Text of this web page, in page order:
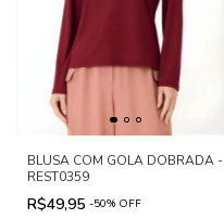
BLUSA COM GOLA DOBRADA -
REST0359
R$49,95 -50% OFF